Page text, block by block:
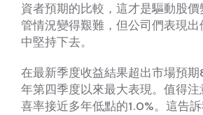
資者預期的比較，這才是驅動股
管情況變得艱難，但公司們表現
中堅持下去。
在最新季度收益結果超出市場預期
年第四季度以來最大表現。值得
喜率接近多年低點的1.0%。這告